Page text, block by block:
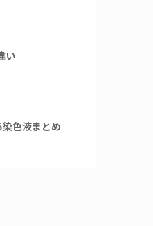
い
色液まとめ